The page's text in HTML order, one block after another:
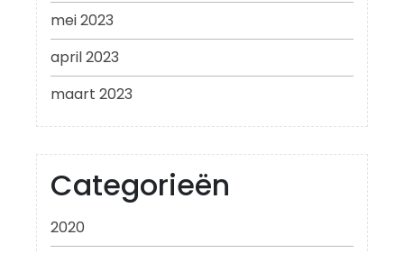
mei 2023
april 2023
maart 2023
Categorieën
2020